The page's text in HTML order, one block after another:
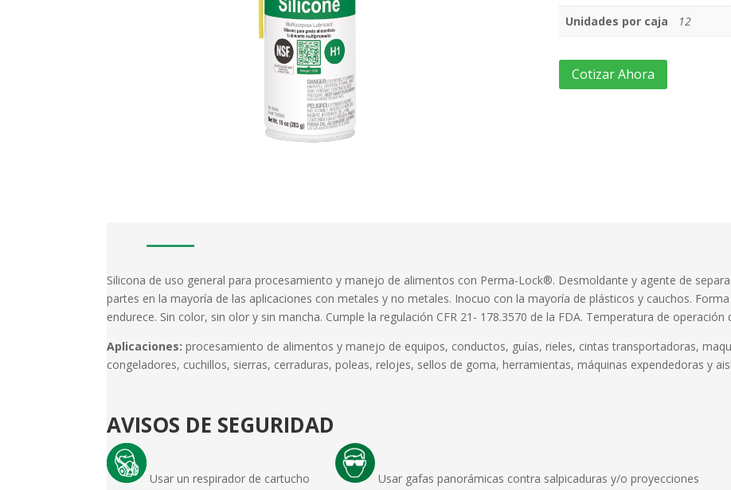
Unidades por caja
12
Cotizar Ahora
Silicona de uso general para procesamiento y manejo de alimentos con Perma-Lock®. Desmoldante y agente de
partes en la mayoría de las aplicaciones con metales y no metales. Inocuo con la mayoría de plásticos y cauchos.
endurece. Sin color, sin olor y sin mancha. Cumple la regulación CFR 21- 178.3570 de la FDA. Temperatura de operación
Aplicaciones: procesamiento de alimentos y manejo de equipos, conductos, guías, rieles, cintas transportadoras,
congeladores, cuchillos, sierras, cerraduras, poleas, relojes, sellos de goma, herramientas, máquinas expendedoras y
AVISOS DE SEGURIDAD
Usar un respirador de cartucho Usar gafas panorámicas contra salpicaduras y/o proyecciones